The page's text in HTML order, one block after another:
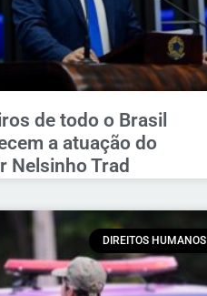
de todo o Brasil
a atuação do
Nelsinho Trad
DIREITOS HUMANOS